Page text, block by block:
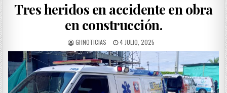
Tres heridos en accidente en obra
en construcción.
AUTHOR:
GHNOTICIAS
PUBLISHED
DATE:
4 JULIO, 2025